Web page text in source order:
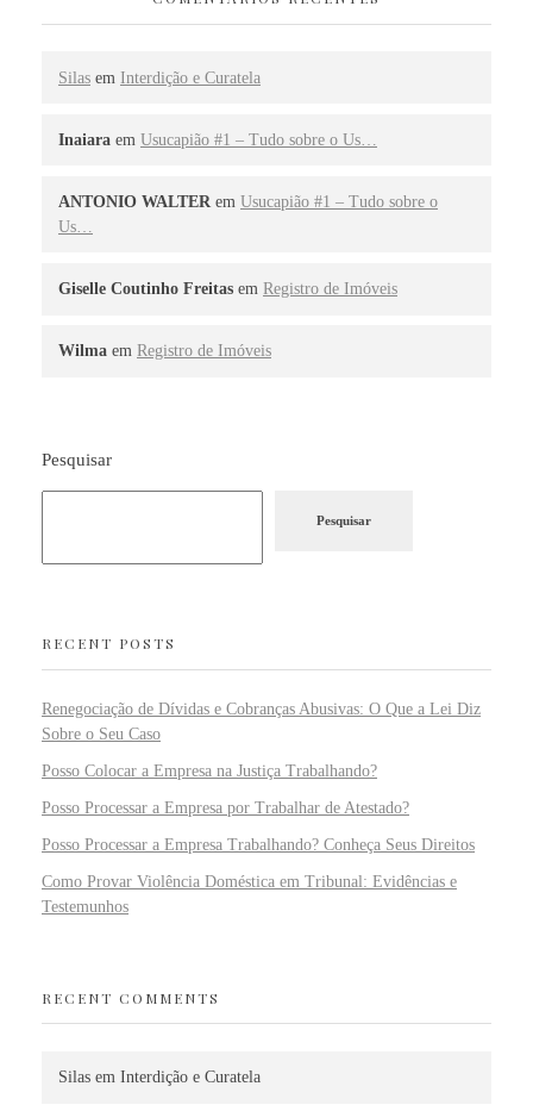
Silas em Interdição e Curatela
Inaiara em Usucapião #1 – Tudo sobre o Us…
ANTONIO WALTER em Usucapião #1 – Tudo sobre o
Us…
Giselle Coutinho Freitas em Registro de Imóveis
Wilma em Registro de Imóveis
Pesquisar
Pesquisar
RECENT POSTS
Renegociação de Dívidas e Cobranças Abusivas: O Que a Lei Diz
Sobre o Seu Caso
Posso Colocar a Empresa na Justiça Trabalhando?
Posso Processar a Empresa por Trabalhar de Atestado?
Posso Processar a Empresa Trabalhando? Conheça Seus Direitos
Como Provar Violência Doméstica em Tribunal: Evidências e
Testemunhos
RECENT COMMENTS
Silas em Interdição e Curatela